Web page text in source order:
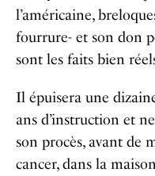
l’américaine,
fourrure- et son don
sont les faits bien
Il épuisera une
ans d’instruction et
son procès, avant de
cancer, dans la